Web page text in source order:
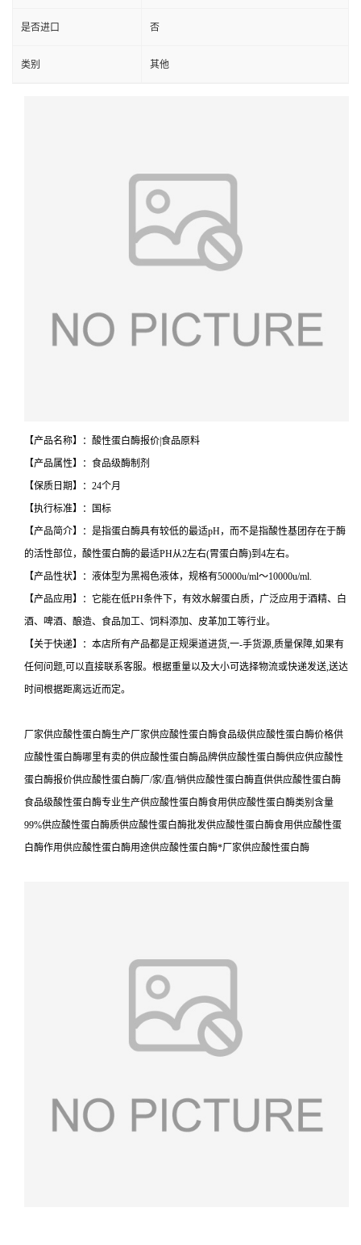
是否进口 否
类别 其他
【产品名称】：酸性蛋白酶报价|食品原料
【产品属性】：食品级酶制剂
【保质日期】：24个月
【执行标准】：国标
【产品简介】：是指蛋白酶具有较低的最适pH，而不是指酸性基团存在于酶
的活性部位，酸性蛋白酶的最适PH从2左右(胃蛋白酶)到4左右。
【产品性状】：液体型为黑褐色液体，规格有50000u/ml～10000u/ml.
【产品应用】：它能在低PH条件下，有效水解蛋白质，广泛应用于酒精、白
酒、啤酒、酿造、食品加工、饲料添加、皮革加工等行业。
【关于快递】：本店所有产品都是正规渠道进货,一-手货源,质量保障,如果有
任何问题,可以直接联系客服。根据重量以及大小可选择物流或快递发送,送达
时间根据距离远近而定。
厂家供应酸性蛋白酶生产厂家供应酸性蛋白酶食品级供应酸性蛋白酶价格供
应酸性蛋白酶哪里有卖的供应酸性蛋白酶品牌供应酸性蛋白酶供应供应酸性
蛋白酶报价供应酸性蛋白酶厂/家/直/销供应酸性蛋白酶直供供应酸性蛋白酶
食品级酸性蛋白酶专业生产供应酸性蛋白酶食用供应酸性蛋白酶类别含量
99%供应酸性蛋白酶质供应酸性蛋白酶批发供应酸性蛋白酶食用供应酸性蛋
白酶作用供应酸性蛋白酶用途供应酸性蛋白酶*厂家供应酸性蛋白酶